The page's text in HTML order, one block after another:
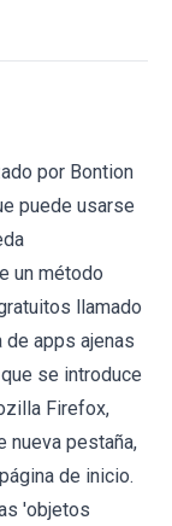
por Bontion
puede usarse
un método
llamado
de apps ajenas
se introduce
Firefox,
nueva pestaña,
de inicio.
'objetos